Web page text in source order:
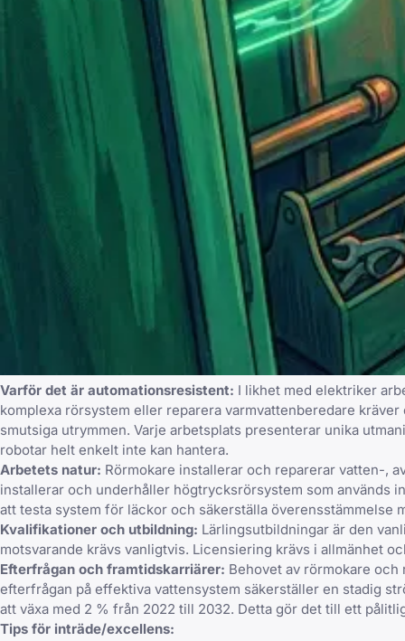
Varför det är automationsresistent: I likhet med elektriker
komplexa rörsystem eller reparera varmvattenberedare
smutsiga utrymmen. Varje arbetsplats presenterar unika
robotar helt enkelt inte kan hantera.
Arbetets natur: Rörmokare installerar och reparerar vatten-,
installerar och underhåller högtrycksrörsystem som används
att testa system för läckor och säkerställa överensstämmelse
Kvalifikationer och utbildning: Lärlingsutbildningar är den
motsvarande krävs vanligtvis. Licensiering krävs i allmänhet
Efterfrågan och framtidskarriärer: Behovet av rörmokare
efterfrågan på effektiva vattensystem säkerställer en stadig
att växa med 2 % från 2022 till 2032. Detta gör det till ett
Tips för inträde/excellens: